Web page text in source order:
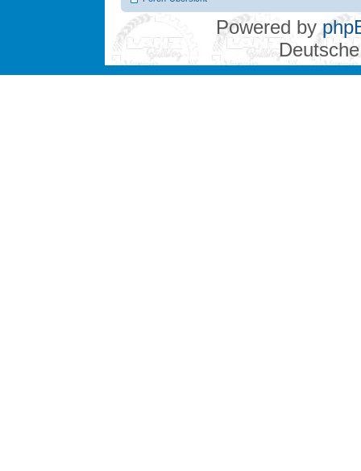
Powered by